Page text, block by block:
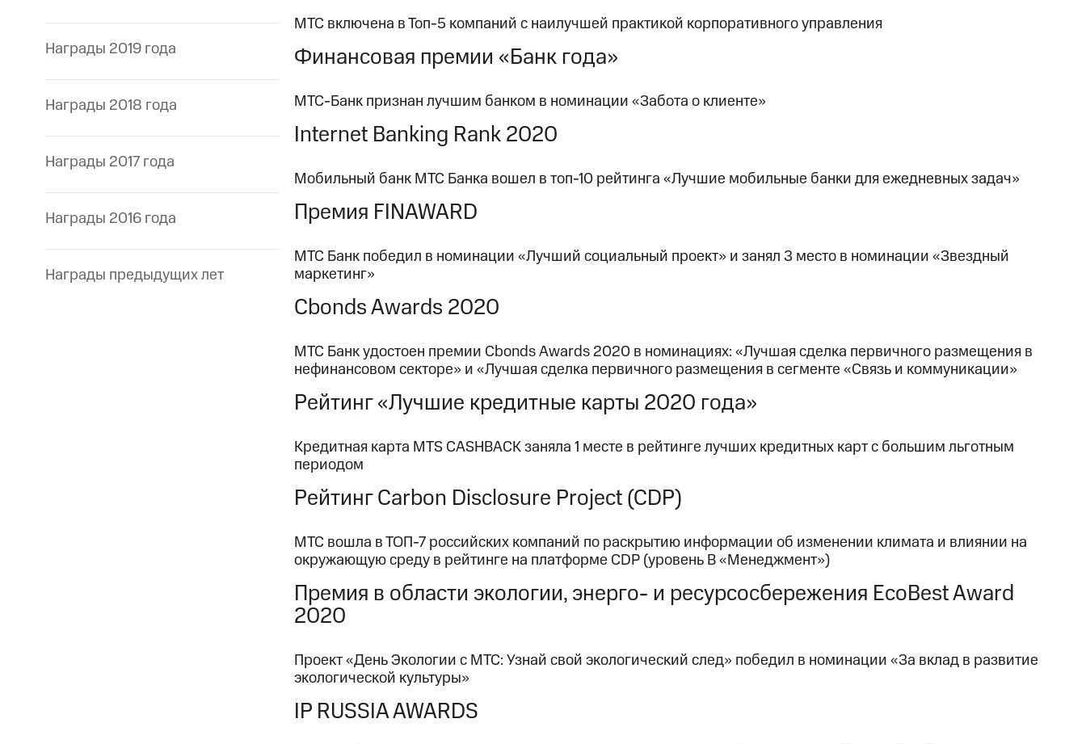
Награды 2019 года
Награды 2018 года
Награды 2017 года
Награды 2016 года
Награды предыдущих лет
МТС включена в Топ-5 компаний с наилучшей практикой корпоративного управления
Финансовая премии «Банк года»
МТС-Банк признан лучшим банком в номинации «Забота о клиенте»
Internet Banking Rank 2020
Мобильный банк МТС Банка вошел в топ-10 рейтинга «Лучшие мобильные банки для ежедневных задач»
Премия FINAWARD
МТС Банк победил в номинации «Лучший социальный проект» и занял 3 место в номинации «Звездный
маркетинг»
Cbonds Awards 2020
МТС Банк удостоен премии Cbonds Awards 2020 в номинациях: «Лучшая сделка первичного размещения в
нефинансовом секторе» и «Лучшая сделка первичного размещения в сегменте «Связь и коммуникации»
Рейтинг «Лучшие кредитные карты 2020 года»
Кредитная карта МТS CASHBACK заняла 1 месте в рейтинге лучших кредитных карт с большим льготным
периодом
Рейтинг Carbon Disclosure Project (CDP)
МТС вошла в ТОП-7 российских компаний по раскрытию информации об изменении климата и влиянии на
окружающую среду в рейтинге на платформе CDP (уровень В «Менеджмент»)
Премия в области экологии, энерго- и ресурсосбережения EcoBest Award
2020
Проект «День Экологии с МТС: Узнай свой экологический след» победил в номинации «За вклад в развитие
экологической культуры»
IP RUSSIA AWARDS